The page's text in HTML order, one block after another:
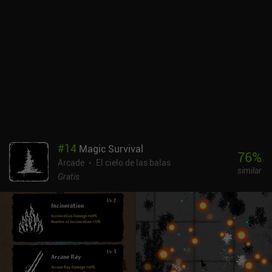
Heroes: Survivors se monetiza mediante anuncios incentivados
para conseguir oro extra, un iAP de 0,99 $ para eliminar los
anuncios y algunos otros para conseguir más oro. Por suerte, no
hay sistema de energía, ni recompensas por iniciar sesión, etc. Se
ciñe a lo básico, y lo hace bien.
#14 Magic Survival
Arcade
El cielo de las balas
Gratis
76%
similar